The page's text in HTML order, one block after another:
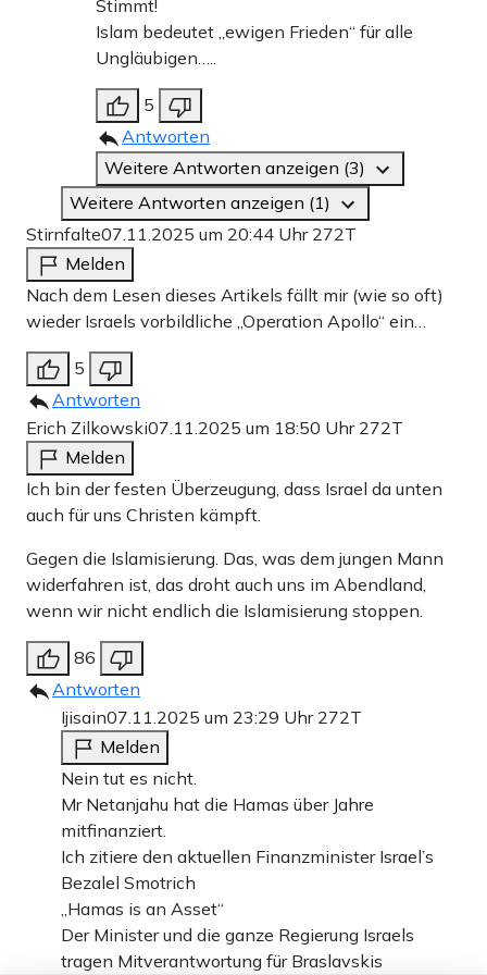
Stimmt!
Islam bedeutet „ewigen Frieden“ für alle
Ungläubigen…..
5
Antworten
Weitere Antworten anzeigen (3)
Weitere Antworten anzeigen (1)
Stirnfalte07.11.2025 um 20:44 Uhr 272T
Melden
Nach dem Lesen dieses Artikels fällt mir (wie so oft)
wieder Israels vorbildliche „Operation Apollo“ ein…
5
Antworten
Erich Zilkowski07.11.2025 um 18:50 Uhr 272T
Melden
Ich bin der festen Überzeugung, dass Israel da unten
auch für uns Christen kämpft.
Gegen die Islamisierung. Das, was dem jungen Mann
widerfahren ist, das droht auch uns im Abendland,
wenn wir nicht endlich die Islamisierung stoppen.
86
Antworten
Ijisain07.11.2025 um 23:29 Uhr 272T
Melden
Nein tut es nicht.
Mr Netanjahu hat die Hamas über Jahre
mitfinanziert.
Ich zitiere den aktuellen Finanzminister Israel’s
Bezalel Smotrich
„Hamas is an Asset“
Der Minister und die ganze Regierung Israels
tragen Mitverantwortung für Braslavskis